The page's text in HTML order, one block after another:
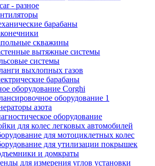
- разное
барабаны
скважины
вытяжные системы
системы
выхлопных газов
барабаны
оборудование Corghi
оборудование 1
азота
оборудование
для колес легковых автомобилей
для мотоциклетных колес
для утилизации покрышек
и домкраты
для измерения углов установки